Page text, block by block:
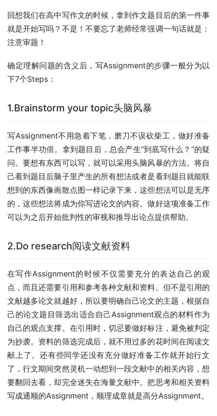
回想我们在高中写作文的时候，拿到作文题目后的第一件事
就是开始写吗？不是！不要忘了老师经常强调一句话就是：
注意审题！
确定理解问题的含义后，写Assignment的步骤一般分为以
下7个Steps：
1.Brainstorm your topic头脑风暴
写Assignment不用急着下笔，磨刀不误砍柴工，做好准备
工作事半功倍。拿到题目后，总会产生“到底写什么？”的疑
问。要想有东西可以写，就可以采用头脑风暴的方法。将自
己看到题目后脑子里产生的所有想法或者是看到题目就能联
想到的东西像画散点图一样记录下来，这些想法可以是无序
的，这些想法将成为你写进论文的内容。做好这项准备工作
可以为之后开始批判性的审视和推导出论点提供帮助。
2.Do research阅读文献资料
在写作Assignment的时候不仅需要充分的表达自己的观
点，而且还需要引用和参考各种文献和资料。但不是引用的
文献越多论文就越好，所以要明确自己论文的主题，根据自
己的论文题目筛选出适合自己Assignment观点的材料作为
自己的观点支撑。在引用时，切忌要做好标注，避免被判定
为抄袭。资料的筛选完成后，就不用过多的花时间在阅读文
献上了。还有些同学还没有充分做好准备工作就开始行文
了，行文期间突然灵机一动想到一段文献中的相关内容，想
要翻回去看，却完全迷失在海量文献中。把思考和相关资料
写成通顺的Assignment，顺理成章就是高分Assignment。